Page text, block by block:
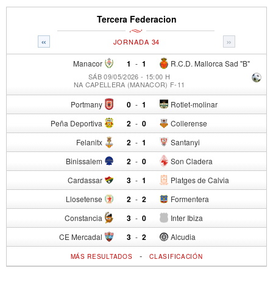
Tercera Federacion
« »
JORNADA 34
Manacor 1 - R.C.D. Mallorca Sad "B"
1
SÁB 09/05/2026 - 15:00 H
NA CAPELLERA (MANACOR) F-11
Portmany 0 - Rotlet-molinar
1
Peña Deportiva 2 - Collerense
0
Felanitx 2 - Santanyi
1
Binissalem 2 - Son Cladera
0
Cardassar 3 - Platges de Calvia
1
Llosetense 2 - Formentera
2
Constancia 3 - Inter Ibiza
0
CE Mercadal 3 - Alcudia
2
MÁS RESULTADOS -CLASIFICACIÓN